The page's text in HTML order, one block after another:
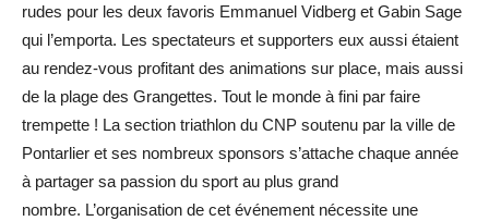
rudes pour les deux favoris Emmanuel Vidberg et Gabin Sage
qui l’emporta. Les spectateurs et supporters eux aussi étaient
au rendez-vous profitant des animations sur place, mais aussi
de la plage des Grangettes. Tout le monde à fini par faire
trempette ! La section triathlon du CNP soutenu par la ville de
Pontarlier et ses nombreux sponsors s’attache chaque année
à partager sa passion du sport au plus grand
nombre. L’organisation de cet événement nécessite une